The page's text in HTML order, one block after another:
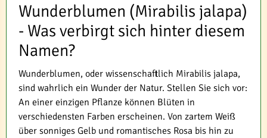
Wunderblumen (Mirabilis jalapa)
- Was verbirgt sich hinter diesem
Namen?
Wunderblumen, oder wissenschaftlich Mirabilis jalapa,
sind wahrlich ein Wunder der Natur. Stellen Sie sich vor:
An einer einzigen Pflanze können Blüten in
verschiedensten Farben erscheinen. Von zartem Weiß
über sonniges Gelb und romantisches Rosa bis hin zu